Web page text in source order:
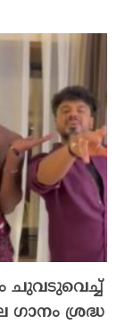
ചുവടുവെച്ച്
ഗാനം ശ്രദ്ധ